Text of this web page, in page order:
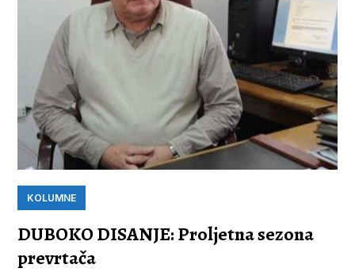
KOLUMNE
DUBOKO DISANJE: Proljetna sezona
prevrtača